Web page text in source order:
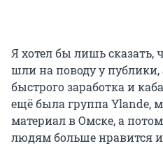
Я хотел бы лишь
шли на поводу у публики,
быстрого заработка и
ещё была группа Ylande,
материал в Омске, а
людям больше нравится